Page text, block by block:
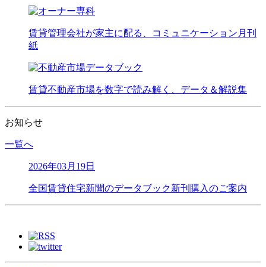
賃貸管理会社が家主に配る、コミュニケーション月刊
紙
賃貸不動産市場を数字で読み解く、データ＆解説集
お知らせ
一覧へ
2026年03月19日
全国賃貸住宅新聞のデータブック新刊購入のご案内